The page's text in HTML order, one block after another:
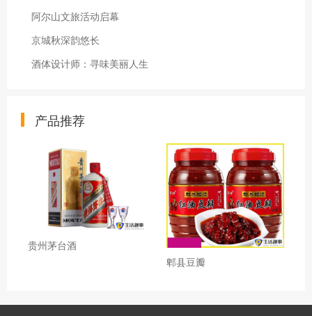
阿尔山文旅活动启幕
京城秋深韵悠长
酒体设计师：寻味美丽人生
产品推荐
贵州茅台酒
郫县豆瓣